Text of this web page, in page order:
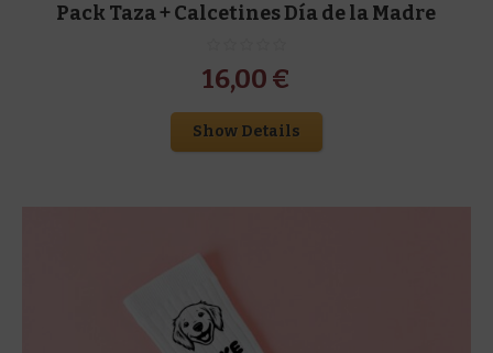
Pack Taza + Calcetines Día de la Madre
16,00 €
Show Details